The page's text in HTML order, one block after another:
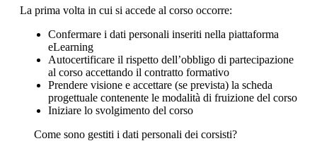
La prima volta in cui si accede al corso occorre:
Confermare i dati personali inseriti nella piattaforma
eLearning
Autocertificare il rispetto dell’obbligo di partecipazione
al corso accettando il contratto formativo
Prendere visione e accettare (se prevista) la scheda
progettuale contenente le modalità di fruizione del corso
Iniziare lo svolgimento del corso
Come sono gestiti i dati personali dei corsisti?